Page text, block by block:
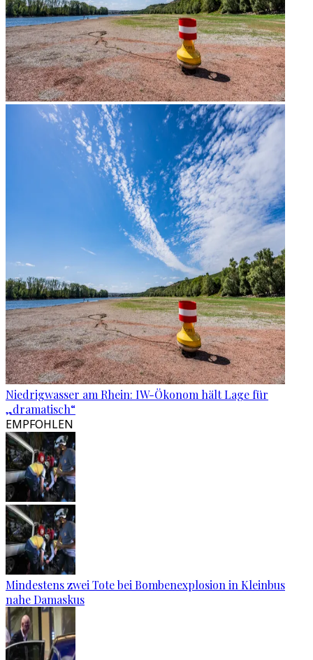
Niedrigwasser am Rhein: IW-Ökonom hält Lage für
„dramatisch“
EMPFOHLEN
Mindestens zwei Tote bei Bombenexplosion in Kleinbus
nahe Damaskus